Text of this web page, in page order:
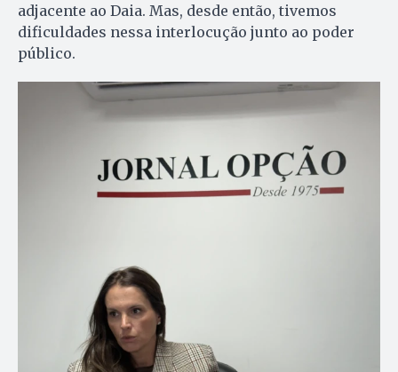
adjacente ao Daia. Mas, desde então, tivemos
dificuldades nessa interlocução junto ao poder
público.